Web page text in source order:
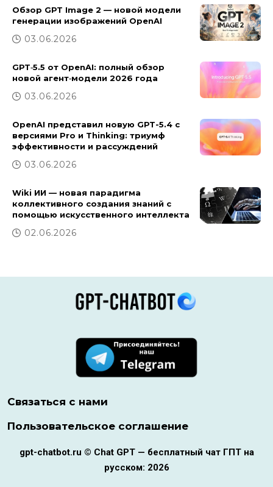
Обзор GPT Image 2 — новой модели
генерации изображений OpenAI
03.06.2026
GPT‑5.5 от OpenAI: полный обзор
новой агент‑модели 2026 года
03.06.2026
OpenAI представил новую GPT-5.4 с
версиями Pro и Thinking: триумф
эффективности и рассуждений
03.06.2026
Wiki ИИ — новая парадигма
коллективного создания знаний с
помощью искусственного интеллекта
02.06.2026
Связаться с нами
Пользовательское соглашение
gpt-chatbot.ru © Chat GPT — бесплатный чат ГПТ на
русском: 2026